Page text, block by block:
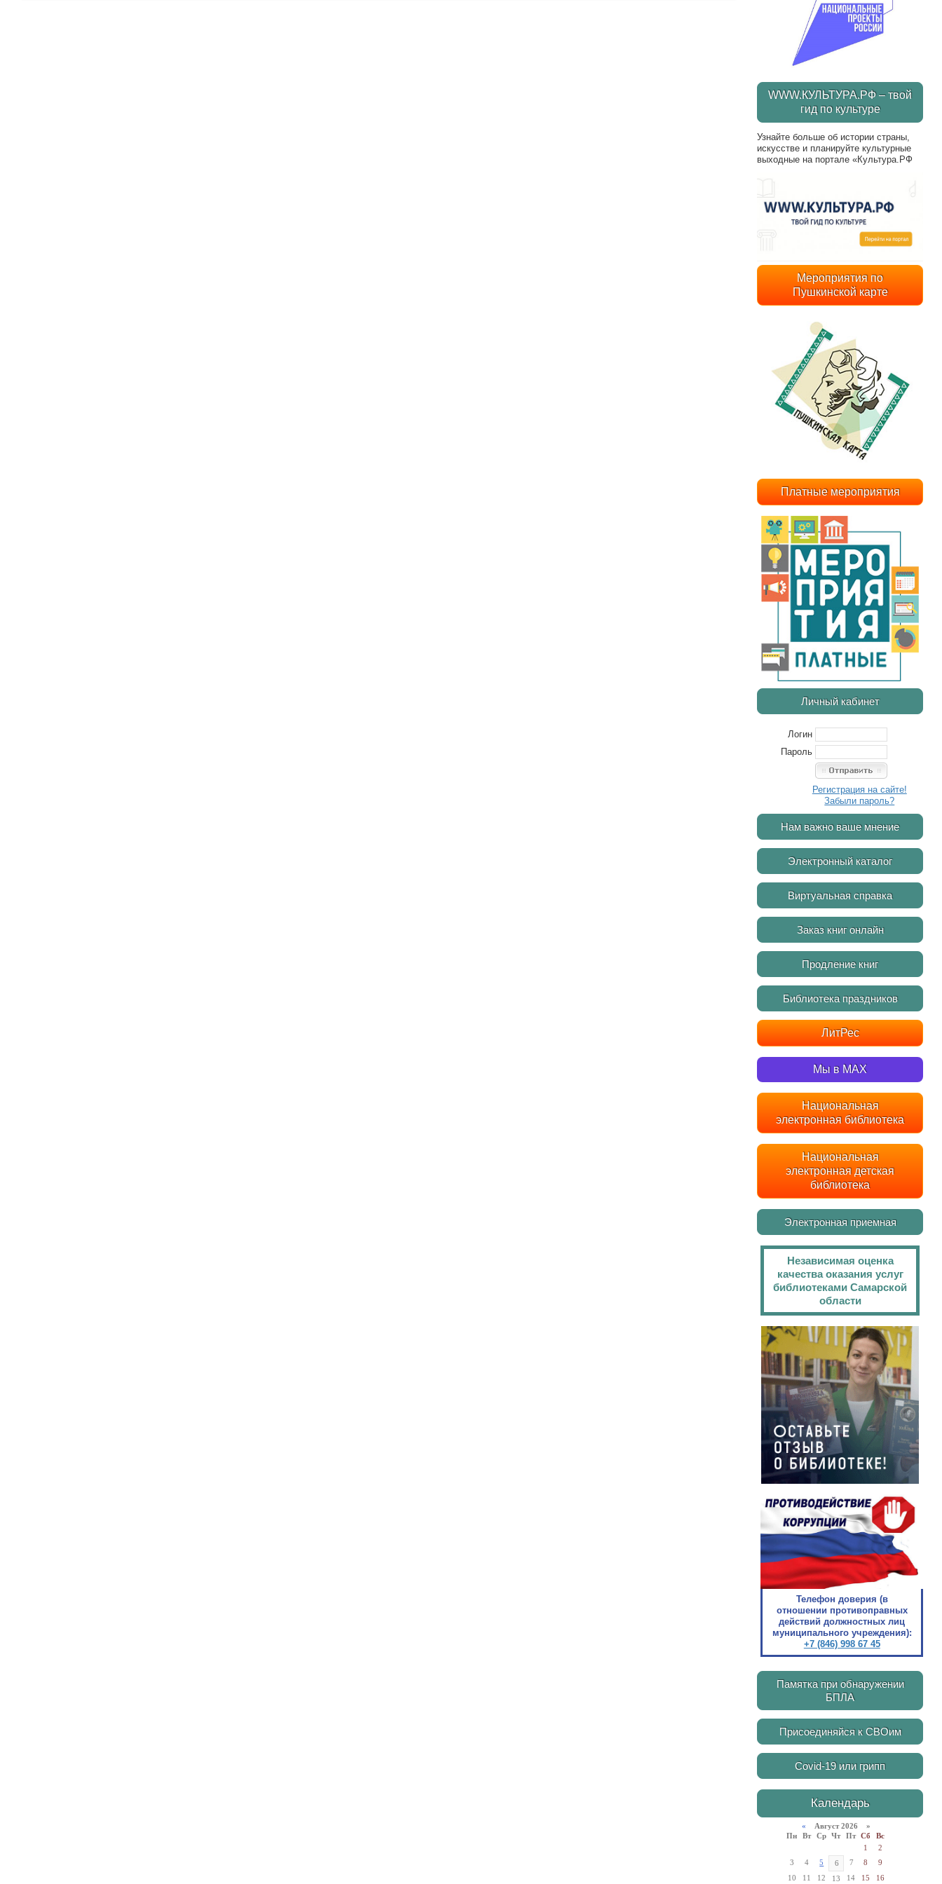
WWW.КУЛЬТУРА.РФ – твой
гид по культуре
Узнайте больше об истории страны,
искусстве и планируйте культурные
выходные на портале «Культура.РФ
Мероприятия по
Пушкинской карте
Платные мероприятия
Личный кабинет
Логин
Пароль
Регистрация на сайте!
Забыли пароль?
Нам важно ваше мнение
Электронный каталог
Виртуальная справка
Заказ книг онлайн
Продление книг
Библиотека праздников
ЛитРес
Мы в MAX
Национальная
электронная библиотека
Национальная
электронная детская
библиотека
Электронная приемная
Независимая оценка
качества оказания услуг
библиотеками Самарской
области
Телефон доверия (в
отношении противоправных
действий должностных лиц
муниципального учреждения):
+7 (846) 998 67 45
Памятка при обнаружении
БПЛА
Присоединяйся к СВОим
Covid-19 или грипп
Календарь
« Август 2026 »
Пн
Вт Ср Чт Пт Сб
Вс
1
2
3
4 5 6 7 8
9
10
11 12 13 14 15 16